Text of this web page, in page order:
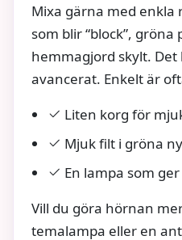
Mixa gärna med
som blir “block”,
hemmagjord skylt.
avancerat. Enkelt är
Liten korg för
Mjuk filt i gröna
En lampa som
Vill du göra hörnan
temalampa eller en